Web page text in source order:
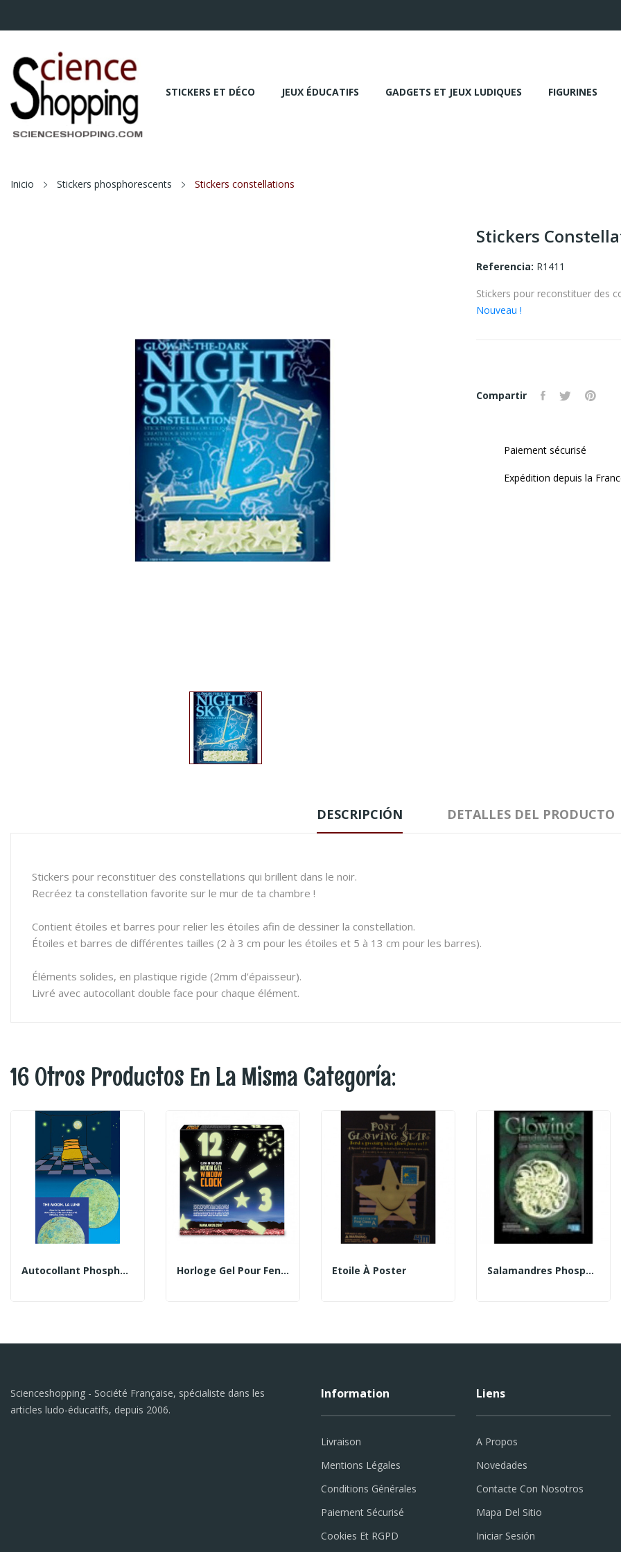
STICKERS ET DÉCO JEUX ÉDUCATIFS GADGETS ET JEUX LUDIQUES FIGURINES
Inicio Stickers phosphorescents Stickers constellations
Stickers
Referencia: R1411
Stickers pour reconstituer des
Nouveau !
Compartir
Paiement sécurisé
Expédition depuis la
DESCRIPCIÓN DETALLES DEL PRODUCTO
Stickers pour reconstituer des constellations qui brillent dans le noir.
Recréez ta constellation favorite sur le mur de ta chambre !
Contient étoiles et barres pour relier les étoiles afin de dessiner la constellation.
Étoiles et barres de différentes tailles (2 à 3 cm pour les étoiles et 5 à 13 cm pour les barres).
Éléments solides, en plastique rigide (2mm d'épaisseur).
Livré avec autocollant double face pour chaque élément.
16 Otros Productos En La Misma Categoría:
Autocollant Phosphorescent Lune Horloge Gel Pour Fenêtre (phosphorescente) Etoile À Poster Salamandres Phosphorescents
Scienceshopping - Société Française, spécialiste dans les
articles ludo-éducatifs, depuis 2006.
Information
Livraison
Mentions Légales
Conditions Générales
Paiement Sécurisé
Cookies Et RGPD
Liens
A Propos
Novedades
Contacte Con Nosotros
Mapa Del Sitio
Iniciar Sesión